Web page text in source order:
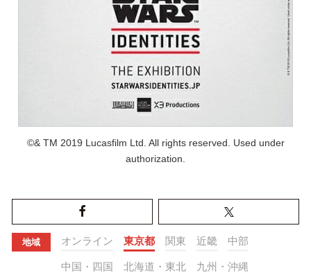
©& TM 2019 Lucasfilm Ltd. All rights reserved. Used under
authorization.
地域 オンライン 東京都 関東 近畿 中部
中国・四国 北海道・東北 九州・沖縄